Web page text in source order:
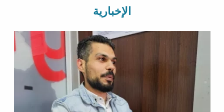
الإخبارية